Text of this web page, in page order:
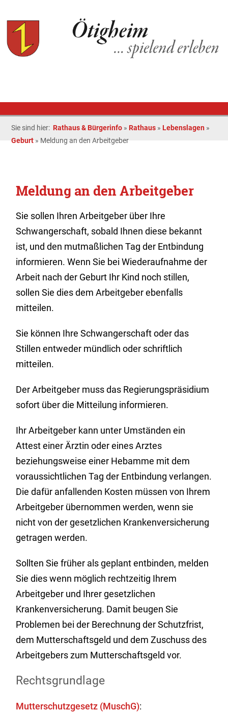
Sie sind hier: Rathaus & Bürgerinfo » Rathaus » Lebenslagen »
Geburt» Meldung an den Arbeitgeber
Meldung an den Arbeitgeber
Sie sollen Ihren Arbeitgeber über Ihre
Schwangerschaft, sobald Ihnen diese bekannt
ist, und den mutmaßlichen Tag der Entbindung
informieren. Wenn Sie bei Wiederaufnahme der
Arbeit nach der Geburt Ihr Kind noch stillen,
sollen Sie dies dem Arbeitgeber ebenfalls
mitteilen.
Sie können Ihre Schwangerschaft oder das
Stillen entweder mündlich oder schriftlich
mitteilen.
Der Arbeitgeber muss das Regierungspräsidium
sofort über die Mitteilung informieren.
Ihr Arbeitgeber kann unter Umständen ein
Attest einer Ärztin oder eines Arztes
beziehungsweise einer Hebamme mit dem
voraussichtlichen Tag der Entbindung verlangen.
Die dafür anfallenden Kosten müssen von Ihrem
Arbeitgeber übernommen werden, wenn sie
nicht von der gesetzlichen Krankenversicherung
getragen werden.
Sollten Sie früher als geplant entbinden, melden
Sie dies wenn möglich rechtzeitig Ihrem
Arbeitgeber und Ihrer gesetzlichen
Krankenversicherung. Damit beugen Sie
Problemen bei der Berechnung der Schutzfrist,
dem Mutterschaftsgeld und dem Zuschuss des
Arbeitgebers zum Mutterschaftsgeld vor.
Rechtsgrundlage
Mutterschutzgesetz (MuschG):